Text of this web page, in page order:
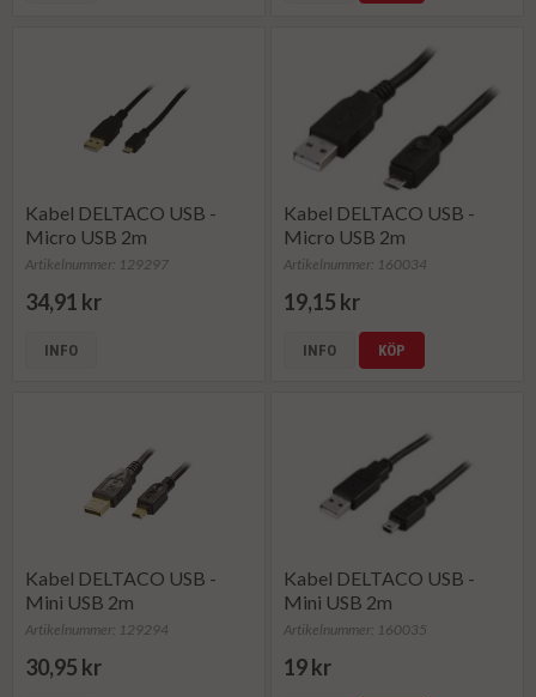
Kabel DELTACO USB -
Micro USB 2m
Artikelnummer: 129297
34,91 kr
INFO
Kabel DELTACO USB -
Micro USB 2m
Artikelnummer: 160034
19,15 kr
INFO KÖP
Kabel DELTACO USB -
Mini USB 2m
Artikelnummer: 129294
30,95 kr
Kabel DELTACO USB -
Mini USB 2m
Artikelnummer: 160035
19 kr